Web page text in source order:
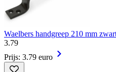
Waelbers handgreep 210 mm
3.79
Prijs: 3.79 euro